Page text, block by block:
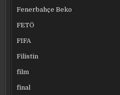
Fenerbahçe Beko
FETÖ
FIFA
Filistin
film
final